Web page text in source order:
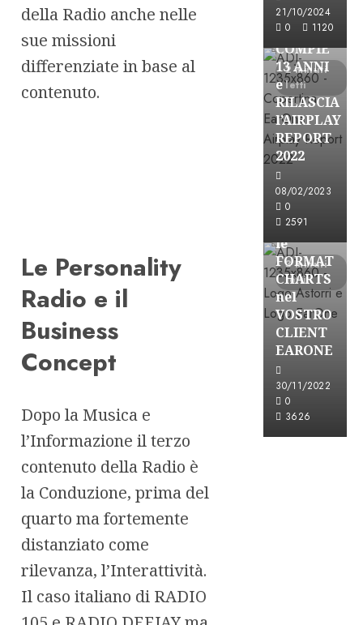
della Radio anche nelle
sue missioni
differenziate in base al
contenuto.
Le Personality
Radio e il
Business
Concept
Dopo la Musica e
l’Informazione il terzo
contenuto della Radio è
la Conduzione, prima del
quarto ma fortemente
distanziato come
rilevanza, l’Interattività.
Il caso italiano di RADIO
21/10/2024
0
1120
2 minuti
letti
Partnership
EARONE
COMPIE
13 ANNI
e
RILASCIA
l’AIRPLAY
REPORT
2022
08/02/2023
0
2591
3 minuti
letti
Partnership
le
FORMAT
CHARTS
nel
VOSTRO
CLIENT
EARONE
30/11/2022
0
3626